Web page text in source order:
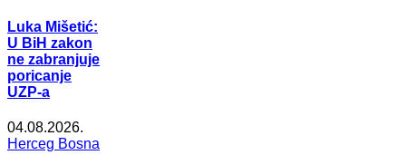
Luka Mišetić:
U BiH zakon
ne zabranjuje
poricanje
UZP-a
04.08.2026.
Herceg Bosna